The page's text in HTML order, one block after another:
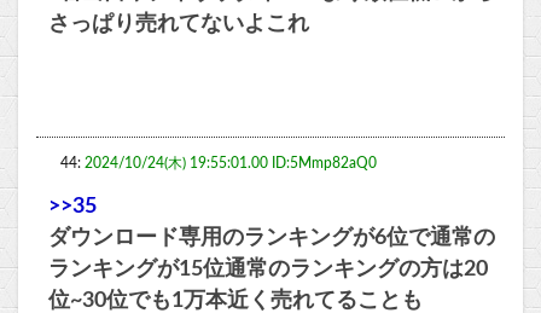
さっぱり売れてないよこれ
44: 2024/10/24(木) 19:55:01.00 ID:5Mmp82aQ0
>>35
ダウンロード専用のランキングが6位で通常の
ランキングが15位通常のランキングの方は20
位~30位でも1万本近く売れてることも